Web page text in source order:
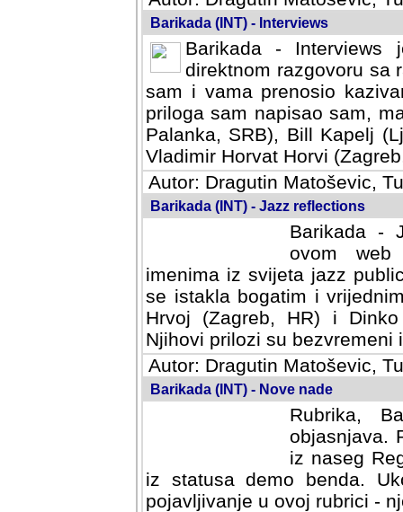
Barikada (INT) - Interviews
Barikada -
direktnom razgovoru sa
sam i vama prenosio
priloga sam napisao sam,
Palanka, SRB), Bill Kapelj
Vladimir Horvat Horvi
Autor: Dragutin Matoševic,
Barikada (INT) - Jazz reflections
Barikada -
ovom web
imenima iz svijeta jazz
se istakla bogatim i
Hrvoj (Zagreb, HR) i
Njihovi prilozi su bezvremeni
Autor: Dragutin Matoševic,
Barikada (INT) - Nove nade
Rubrika,
objasnjava.
iz naseg
iz statusa demo benda.
pojavljivanje u ovoj rubrici -